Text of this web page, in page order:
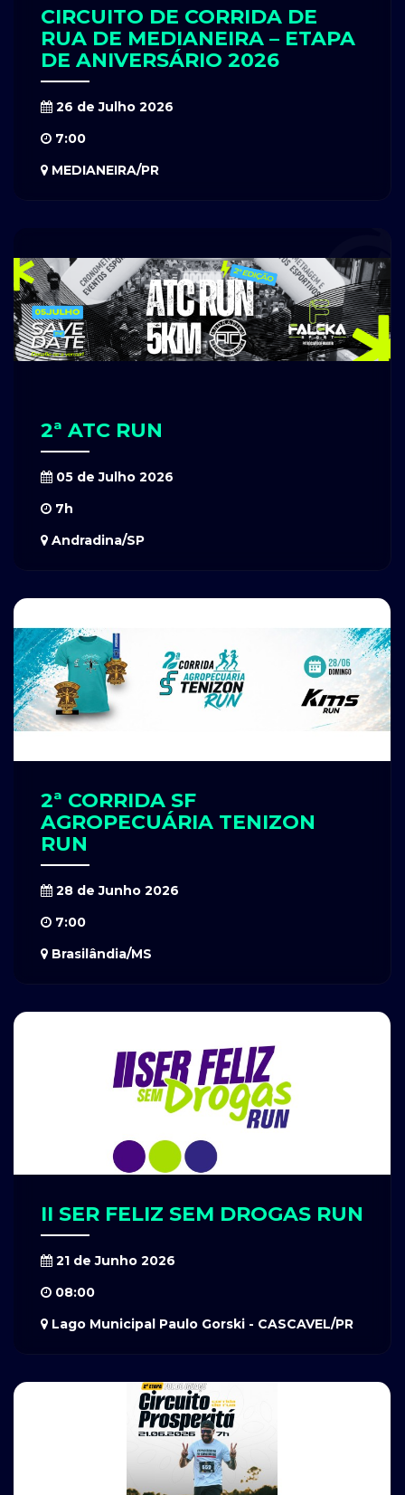
CIRCUITO DE CORRIDA DE
RUA DE MEDIANEIRA – ETAPA
DE ANIVERSÁRIO 2026
26 de Julho 2026
7:00
MEDIANEIRA/PR
2ª ATC RUN
05 de Julho 2026
7h
Andradina/SP
2ª CORRIDA SF
AGROPECUÁRIA TENIZON
RUN
28 de Junho 2026
7:00
Brasilândia/MS
II SER FELIZ SEM DROGAS RUN
21 de Junho 2026
08:00
Lago Municipal Paulo Gorski - CASCAVEL/PR